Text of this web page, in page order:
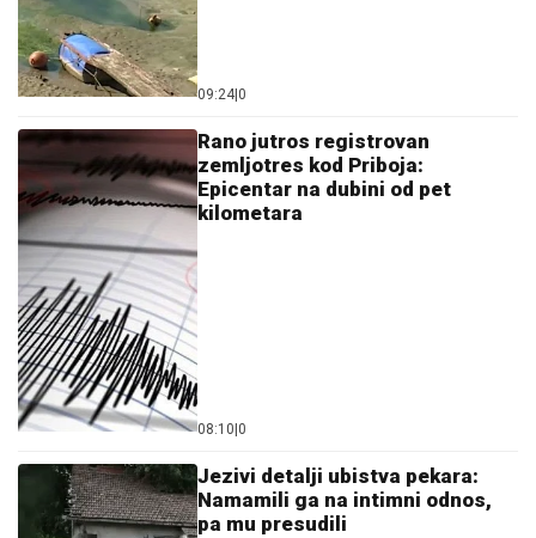
09:24 0
Rano jutros registrovan
zemljotres kod Priboja:
Epicentar na dubini od pet
kilometara
08:10 0
Jezivi detalji ubistva pekara:
Namamili ga na intimni odnos,
pa mu presudili